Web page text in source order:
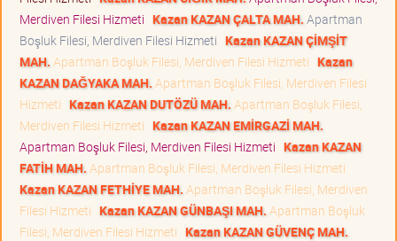
Merdiven Filesi Hizmeti Kazan KAZAN ÇALTA MAH. Apartman
Boşluk Filesi, Merdiven Filesi Hizmeti Kazan KAZAN ÇİMŞİT
MAH. Apartman Boşluk Filesi, Merdiven Filesi Hizmeti Kazan
KAZAN DAĞYAKA MAH. Apartman Boşluk Filesi, Merdiven Filesi
Hizmeti Kazan KAZAN DUTÖZÜ MAH. Apartman Boşluk Filesi,
Merdiven Filesi Hizmeti Kazan KAZAN EMİRGAZİ MAH.
Apartman Boşluk Filesi, Merdiven Filesi Hizmeti Kazan KAZAN
FATİH MAH. Apartman Boşluk Filesi, Merdiven Filesi Hizmeti
Kazan KAZAN FETHİYE MAH. Apartman Boşluk Filesi, Merdiven
Filesi Hizmeti Kazan KAZAN GÜNBAŞI MAH. Apartman Boşluk
Filesi, Merdiven Filesi Hizmeti Kazan KAZAN GÜVENÇ MAH.